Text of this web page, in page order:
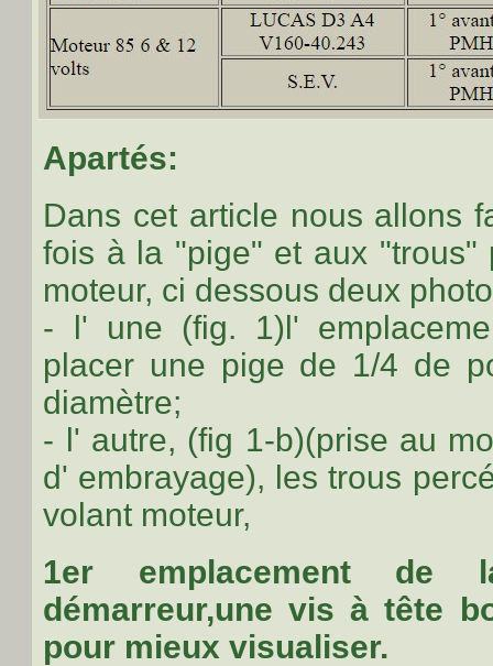
Apartés:
Dans cet article nous allons
fois à la "pige" et aux "trous"
moteur, ci dessous deux
- l' une (fig. 1)l'
placer une pige de 1/4 de
diamètre;
- l' autre, (fig 1-b)(prise au
d' embrayage), les trous
volant moteur,
1er emplacement
démarreur,une vis à tête
pour mieux visualiser.